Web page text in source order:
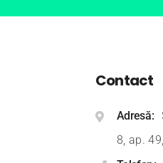
Contact
Adresă
8, ap.